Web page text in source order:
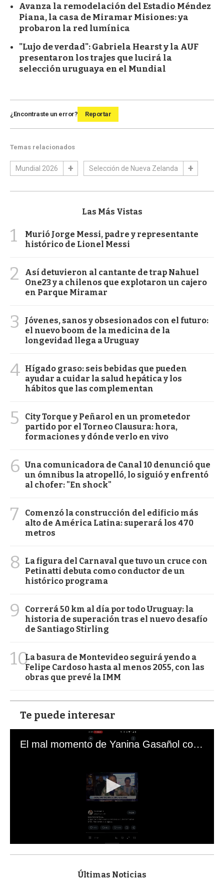
Avanza la remodelación del Estadio Méndez
Piana, la casa de Miramar Misiones: ya
probaron la red lumínica
"Lujo de verdad": Gabriela Hearst y la AUF
presentaron los trajes que lucirá la
selección uruguaya en el Mundial
¿Encontraste un error? Reportar
Temas relacionados
Mundial 2026 Selección de Nueva Zelanda
Las Más Vistas
1
Murió Jorge Messi, padre y representante
histórico de Lionel Messi
2
Así detuvieron al cantante de trap Nahuel
One23 y a chilenos que explotaron un cajero
en Parque Miramar
3
Jóvenes, sanos y obsesionados con el futuro:
el nuevo boom de la medicina de la
longevidad llega a Uruguay
4 Hígado graso: seis bebidas que pueden
ayudar a cuidar la salud hepática y los
hábitos que las complementan
5
City Torque y Peñarol en un prometedor
partido por el Torneo Clausura: hora,
formaciones y dónde verlo en vivo
6 Una comunicadora de Canal 10 denunció que
un ómnibus la atropelló, lo siguió y enfrentó
al chofer: "En shock"
7
Comenzó la construcción del edificio más
alto de América Latina: superará los 470
metros
8
La figura del Carnaval que tuvo un cruce con
Petinatti debuta como conductor de un
histórico programa
9
Correrá 50 km al día por todo Uruguay: la
historia de superación tras el nuevo desafío
de Santiago Stirling
10La basura de Montevideo seguirá yendo a
Felipe Cardoso hasta al menos 2055, con las
obras que prevé la IMM
Te puede interesar
El mal momento de Yanina Gasañol con un hincha argentino en "Subrayado"
s
Últimas Noticias